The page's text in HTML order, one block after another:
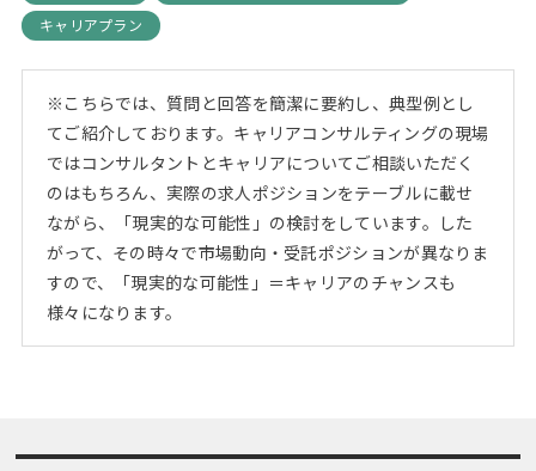
キャリアプラン
※こちらでは、質問と回答を簡潔に要約し、典型例とし
てご紹介しております。キャリアコンサルティングの現場
ではコンサルタントとキャリアについてご相談いただく
のはもちろん、実際の求人ポジションをテーブルに載せ
ながら、「現実的な可能性」の検討をしています。した
がって、その時々で市場動向・受託ポジションが異なりま
すので、「現実的な可能性」＝キャリアのチャンスも
様々になります。